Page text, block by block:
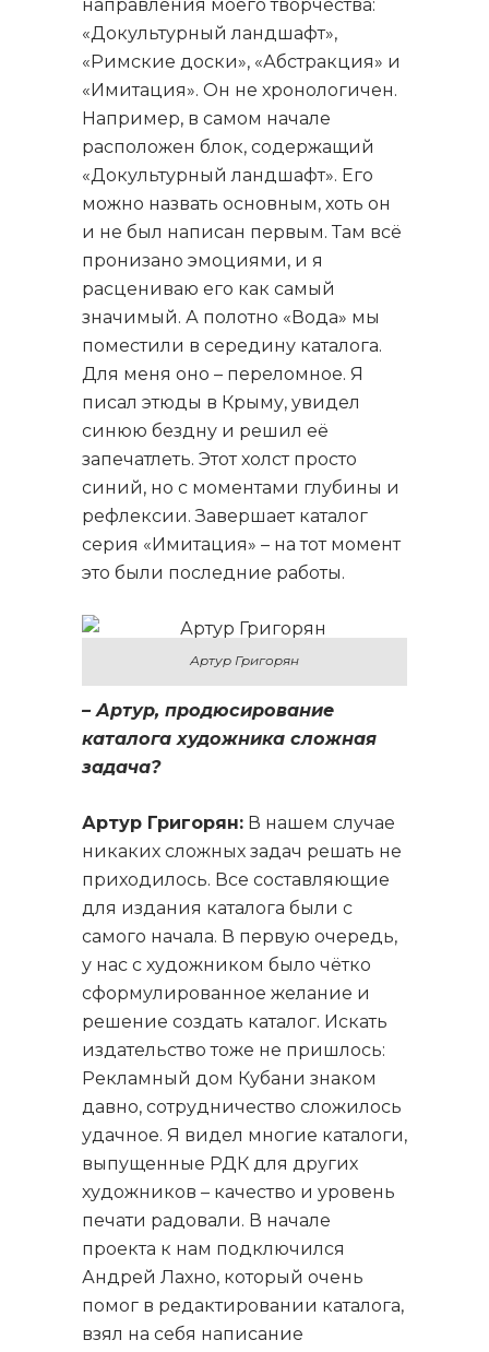
направления моего творчества:
«Докультурный ландшафт»,
«Римские доски», «Абстракция» и
«Имитация». Он не хронологичен.
Например, в самом начале
расположен блок, содержащий
«Докультурный ландшафт». Его
можно назвать основным, хоть он
и не был написан первым. Там всё
пронизано эмоциями, и я
расцениваю его как самый
значимый. А полотно «Вода» мы
поместили в середину каталога.
Для меня оно – переломное. Я
писал этюды в Крыму, увидел
синюю бездну и решил её
запечатлеть. Этот холст просто
синий, но с моментами глубины и
рефлексии. Завершает каталог
серия «Имитация» – на тот момент
это были последние работы.
Артур Григорян
– Артур, продюсирование
каталога художника сложная
задача?
Артур Григорян: В нашем случае
никаких сложных задач решать не
приходилось. Все составляющие
для издания каталога были с
самого начала. В первую очередь,
у нас с художником было чётко
сформулированное желание и
решение создать каталог. Искать
издательство тоже не пришлось:
Рекламный дом Кубани знаком
давно, сотрудничество сложилось
удачное. Я видел многие каталоги,
выпущенные РДК для других
художников – качество и уровень
печати радовали. В начале
проекта к нам подключился
Андрей Лахно, который очень
помог в редактировании каталога,
взял на себя написание